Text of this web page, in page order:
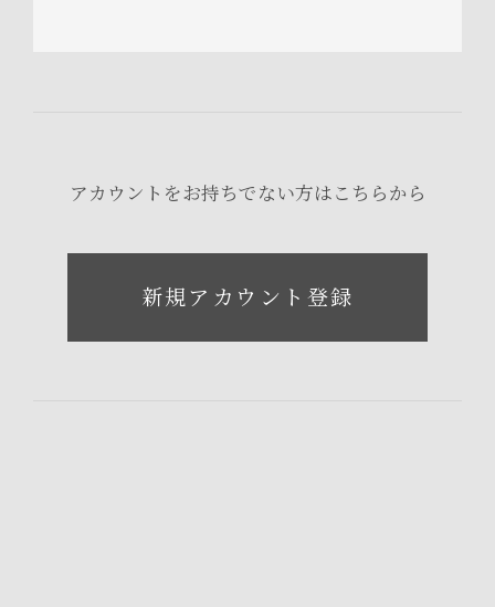
アカウントをお持ちでない方はこちらから
新規アカウント登録